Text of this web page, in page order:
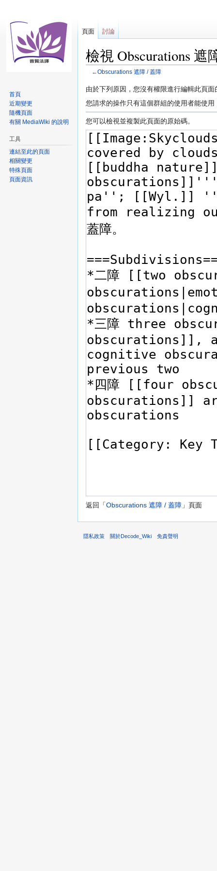
檢視 Obscurations
←Obscurations 遮障 / 蓋障
跳
至
覽
跳
至
尋
由於下列原因，您沒有權限進行編輯此頁面
您請求的操作只有這個群組的使用者能使用
您可以檢視並複製此頁面的原始碼。
返回「Obscurations 遮障 / 蓋障 」頁面
頁面 討論
首頁
近期變更
隨機頁面
有關 MediaWiki 的說明
工具
連結至此的頁面
相關變更
特殊頁面
頁面資訊
隱私政策 關於Decode_Wiki 免責聲明